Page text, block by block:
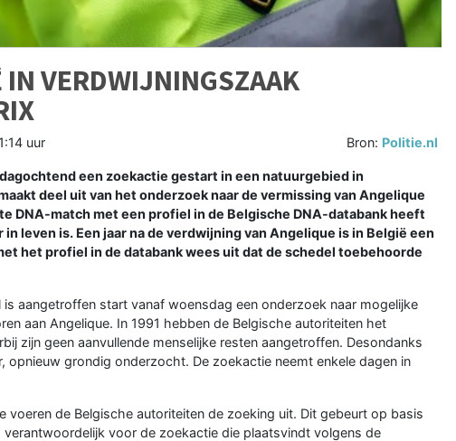
IN VERDWIJNINGSZAAK
uur Bron: Politie.nl
een zoekactie gestart in een natuurgebied in
deel uit van het onderzoek naar de vermissing van Angelique
DNA-match met een profiel in de Belgische DNA-databank heeft
leven is. Een jaar na de verdwijning van Angelique is in België een
het profiel in de databank wees uit dat de schedel toebehoorde
aangetroffen start vanaf woensdag een onderzoek naar mogelijke
aan Angelique. In 1991 hebben de Belgische autoriteiten het
zijn geen aanvullende menselijke resten aangetroffen. Desondanks
opnieuw grondig onderzocht. De zoekactie neemt enkele dagen in
voeren de Belgische autoriteiten de zoeking uit. Dit gebeurt op basis
voor de zoekactie die plaatsvindt volgens de